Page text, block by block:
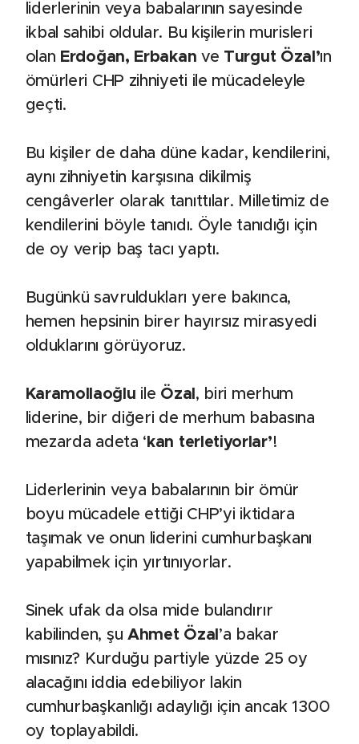
liderlerinin veya babalarının sayesinde
ikbal sahibi oldular. Bu kişilerin murisleri
olan Erdoğan, Erbakan ve Turgut Özal’ın
ömürleri CHP zihniyeti ile mücadeleyle
geçti.
Bu kişiler de daha düne kadar, kendilerini,
aynı zihniyetin karşısına dikilmiş
cengâverler olarak tanıttılar. Milletimiz de
kendilerini böyle tanıdı. Öyle tanıdığı için
de oy verip baş tacı yaptı.
Bugünkü savruldukları yere bakınca,
hemen hepsinin birer hayırsız mirasyedi
olduklarını görüyoruz.
Karamollaoğlu ile Özal , biri merhum
liderine, bir diğeri de merhum babasına
mezarda adeta ‘ kan terletiyorlar’!
Liderlerinin veya babalarının bir ömür
boyu mücadele ettiği CHP’yi iktidara
taşımak ve onun liderini cumhurbaşkanı
yapabilmek için yırtınıyorlar.
Sinek ufak da olsa mide bulandırır
kabilinden, şu Ahmet Özal ’a bakar
mısınız? Kurduğu partiyle yüzde 25 oy
alacağını iddia edebiliyor lakin
cumhurbaşkanlığı adaylığı için ancak 1300
oy toplayabildi.